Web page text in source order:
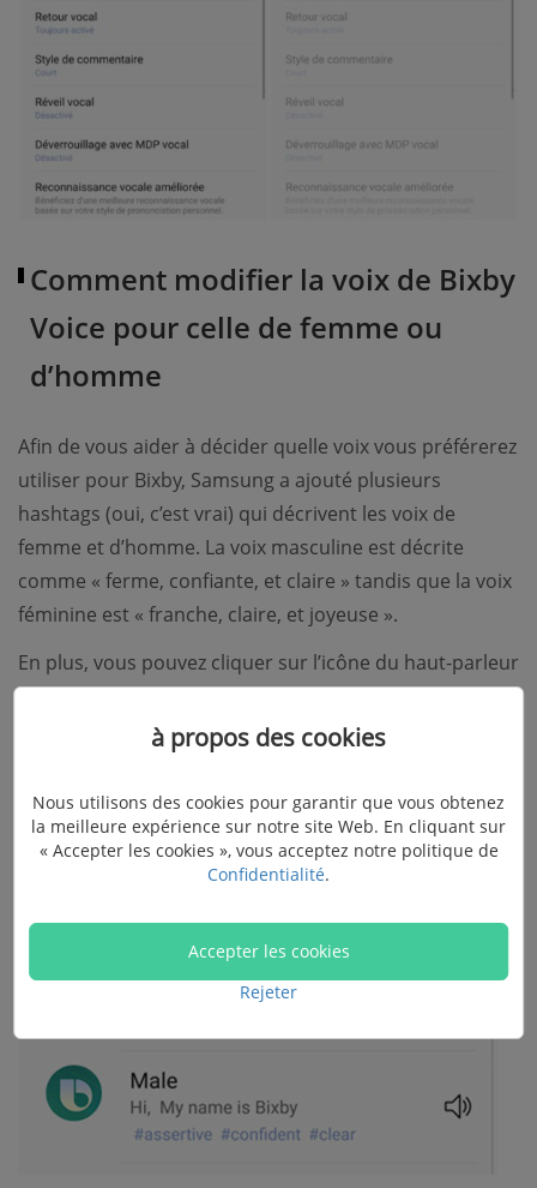
Comment modifier la voix de Bixby
Voice pour celle de femme ou
d’homme
Afin de vous aider à décider quelle voix vous préférerez
utiliser pour Bixby, Samsung a ajouté plusieurs
hashtags (oui, c’est vrai) qui décrivent les voix de
femme et d’homme. La voix masculine est décrite
comme « ferme, confiante, et claire » tandis que la voix
féminine est « franche, claire, et joyeuse ».
En plus, vous pouvez cliquer sur l’icône du haut-parleur
près de chaque voix pour écouter un exemple de
chaque voix de femme et d’homme de Bixby.
Étape 2.Accédez à « Langue et style de parler ».
Sélectionnez « Homme » ou « Femme ».
à propos des cookies
Nous utilisons des cookies pour garantir que vous obtenez
la meilleure expérience sur notre site Web. En cliquant sur
« Accepter les cookies », vous acceptez notre politique de
Confidentialité.
Accepter les cookies
Rejeter